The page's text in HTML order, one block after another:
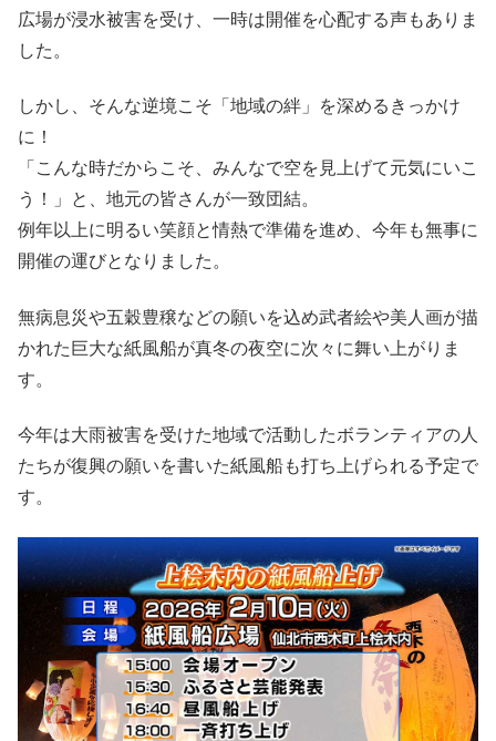
広場が浸水被害を受け、一時は開催を心配する声もありま
した。
しかし、そんな逆境こそ「地域の絆」を深めるきっかけ
に！
「こんな時だからこそ、みんなで空を見上げて元気にいこ
う！」と、地元の皆さんが一致団結。
例年以上に明るい笑顔と情熱で準備を進め、今年も無事に
開催の運びとなりました。
無病息災や五穀豊穣などの願いを込め武者絵や美人画が描
かれた巨大な紙風船が真冬の夜空に次々に舞い上がりま
す。
今年は大雨被害を受けた地域で活動したボランティアの人
たちが復興の願いを書いた紙風船も打ち上げられる予定で
す。